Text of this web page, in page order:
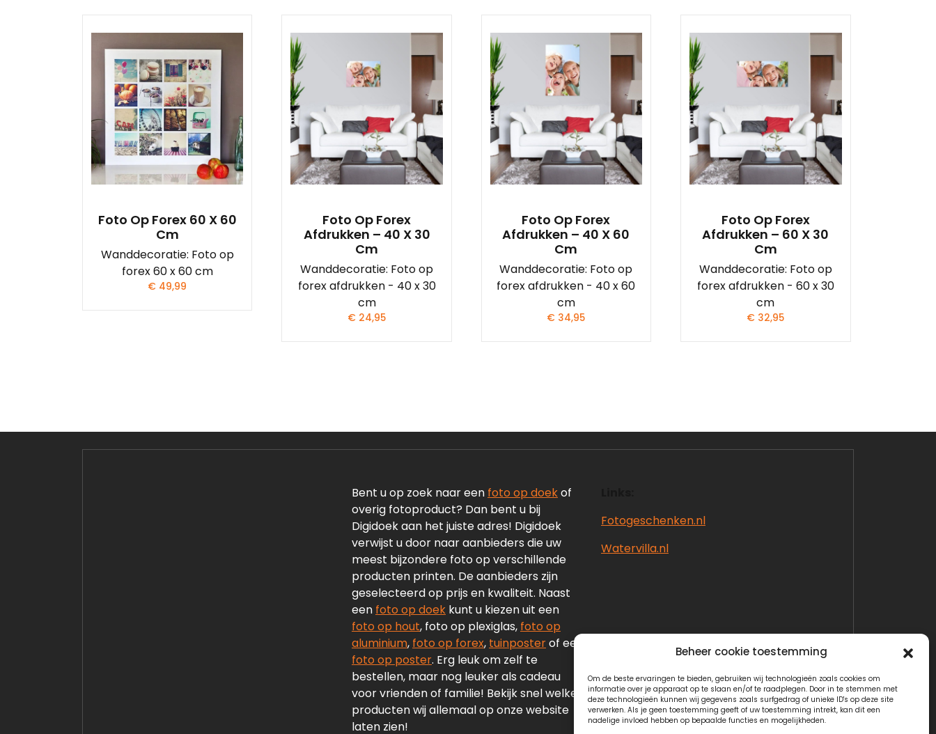
Beheer cookie toestemming
Om de beste ervaringen te bieden, gebruiken wij technologieën zoals cookies om
informatie over je apparaat op te slaan en/of te raadplegen. Door in te stemmen met
deze technologieën kunnen wij gegevens zoals surfgedrag of unieke ID's op deze site
verwerken. Als je geen toestemming geeft of uw toestemming intrekt, kan dit een
nadelige invloed hebben op bepaalde functies en mogelijkheden.
Foto Op Forex 60 X 60
Cm
Wanddecoratie: Foto op
forex 60 x 60 cm
€ 49,99
Foto Op Forex
Afdrukken – 40 X 30
Cm
Wanddecoratie: Foto op
forex afdrukken - 40 x 30
cm
€ 24,95
Foto Op Forex
Afdrukken – 40 X 60
Cm
Wanddecoratie: Foto op
forex afdrukken - 40 x 60
cm
€ 34,95
Foto Op Forex
Afdrukken – 60 X 30
Cm
Wanddecoratie: Foto op
forex afdrukken - 60 x 30
cm
€ 32,95
Bent u op zoek naar een foto op doekof
overig fotoproduct? Dan bent u bij
Digidoek aan het juiste adres! Digidoek
verwijst u door naar aanbieders die uw
meest bijzondere foto op verschillende
producten printen. De aanbieders zijn
geselecteerd op prijs en kwaliteit. Naast
een foto op doek kunt u kiezen uit een
foto op hout, foto op plexiglas, foto op
aluminium, foto op forex, tuinposterof een
foto op poster. Erg leuk om zelf te
bestellen, maar nog leuker als cadeau
voor vrienden of familie! Bekijk snel welke
producten wij allemaal op onze website
laten zien!
Fotogeschenken.nl
Watervilla.nl